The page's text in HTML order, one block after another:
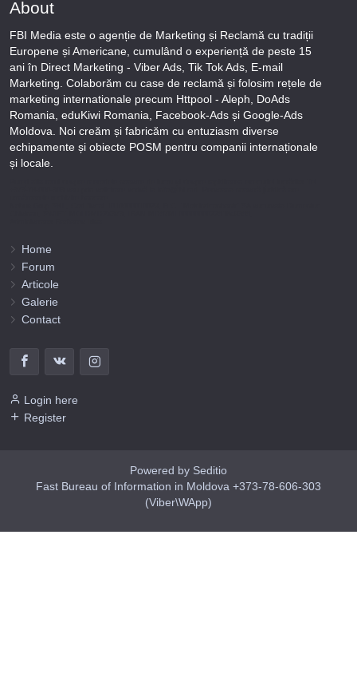
About
FBI Media este o agenție de Marketing și Reclamă cu tradiții
Europene și Americane, cumulând o experiență de peste 15
ani în Direct Marketing - Viber Ads, Tik Tok Ads, E-mail
Marketing. Colaborăm cu case de reclamă și folosim rețele de
marketing internationale precum Httpool - Aleph, DoAds
Romania, eduKiwi Romania, Facebook-Ads și Google-Ads
Moldova. Noi creăm și fabricăm cu entuziasm diverse
echipamente și obiecte POSM pentru companii internaționale
și locale.
Home
Forum
Articole
Galerie
Contact
Login here
Register
Powered by Seditio
Fast Bureau of Information in Moldova +373-78-606-303
(Viber\WApp)